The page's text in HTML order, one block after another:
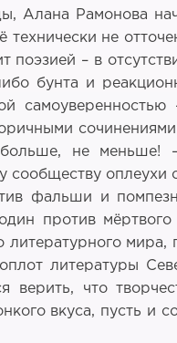
Алана Рамонова
технически не
– в
бунта и
не меньше!
сообществу
фальши и
против
литературного
литературы
верить, что
вкуса, пусть